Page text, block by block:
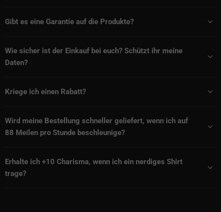
Gibt es eine Garantie auf die Produkte?
Wie sicher ist der Einkauf bei euch? Schützt ihr meine
Daten?
Kriege ich einen Rabatt?
Wird meine Bestellung schneller geliefert, wenn ich auf
88 Meilen pro Stunde beschleunige?
Erhalte ich +10 Charisma, wenn ich ein nerdiges Shirt
trage?